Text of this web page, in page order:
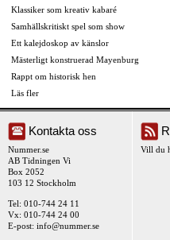
Klassiker som kreativ kabaré
Samhällskritiskt spel som show
Ett kalejdoskop av känslor
Mästerligt konstruerad Mayenburg
Rappt om historisk hen
Läs fler
Kontakta oss
Nummer.se
AB Tidningen Vi
Box 2052
103 12 Stockholm
Tel: 010-744 24 11
Vx: 010-744 24 00
E-post: info@nummer.se
Vill du